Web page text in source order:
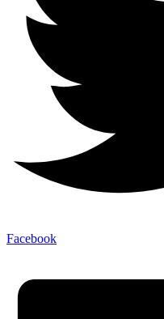
Facebook